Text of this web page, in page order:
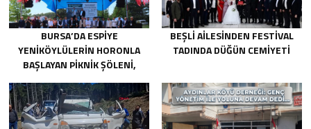
BURSA’DA ESPIYE
YENIKÖYLÜLERIN HORONLA
BAŞLAYAN PIKNIK ŞÖLENI,
TAÇLANDI
BEŞLI AILESINDEN FESTIVAL
TADINDA DÜĞÜN CEMIYETI